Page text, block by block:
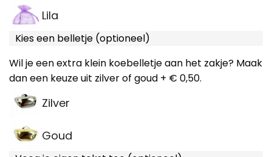
Lila
Kies een belletje (optioneel)
Wil je een extra klein koebelletje aan het zakje? Maak
dan een keuze uit zilver of goud + € 0,50.
Zilver
Goud